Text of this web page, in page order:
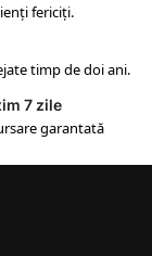
fericiți.
timp de doi ani.
7 zile
garantată